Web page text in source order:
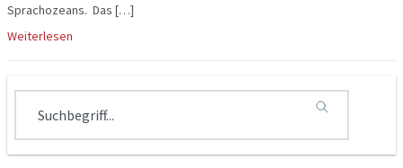
Sprachozeans. Das […]
Weiterlesen